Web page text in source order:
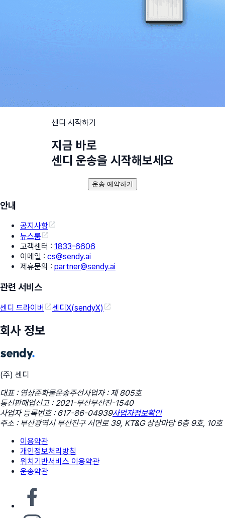
센디 시작하기
지금 바로
센디 운송을 시작해보세요
운송 예약하기
안내
공지사항
뉴스룸
고객센터 : 1833-6606
이메일 : cs@sendy.ai
제휴문의 : partner@sendy.ai
관련 서비스
센디 드라이버 센디X(sendyX)
회사 정보
(주) 센디
대표 : 염상준화물운송주선사업자 : 제 805호
통신판매업신고 : 2021-부산부산진-1540
사업자 등록번호 : 617-86-04939사업자정보확인
주소 : 부산광역시 부산진구 서면로 39, KT&G 상상마당 6층 9호, 10호
이용약관
개인정보처리방침
위치기반서비스 이용약관
운송약관